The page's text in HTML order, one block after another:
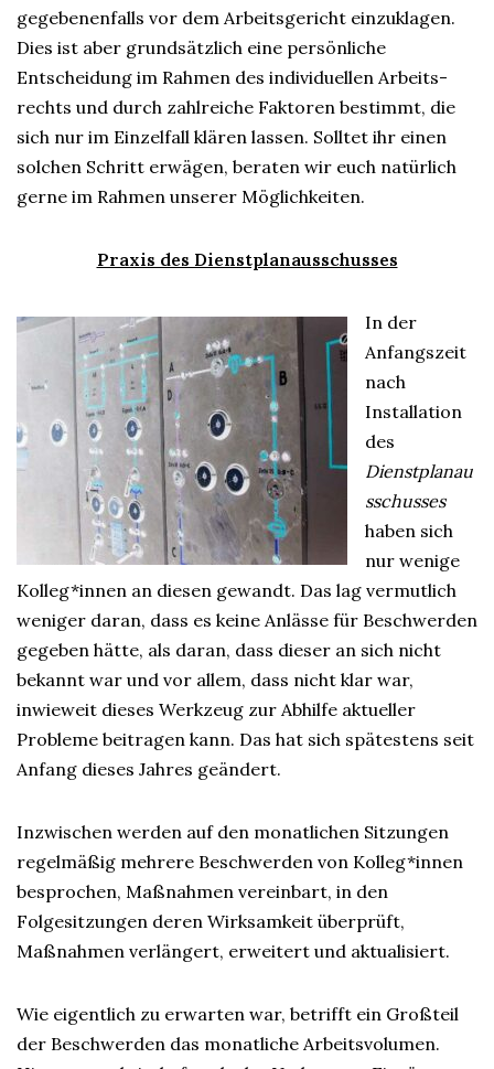
gegebenenfalls vor dem Arbeitsgericht einzuklagen.
Dies ist aber grundsätzlich eine persönliche
Entscheidung im Rahmen des individuellen Arbeits-
rechts und durch zahlreiche Faktoren bestimmt, die
sich nur im Einzelfall klären lassen. Solltet ihr einen
solchen Schritt erwägen, beraten wir euch natürlich
gerne im Rahmen unserer Möglichkeiten.
Praxis des Dienstplanausschusses
In der
Anfangszeit
nach
Installation
des
Dienstplanau
sschusses
haben sich
nur wenige
Kolleg*innen an diesen gewandt. Das lag vermutlich
weniger daran, dass es keine Anlässe für Beschwerden
gegeben hätte, als daran, dass dieser an sich nicht
bekannt war und vor allem, dass nicht klar war,
inwieweit dieses Werkzeug zur Abhilfe aktueller
Probleme beitragen kann. Das hat sich spätestens seit
Anfang dieses Jahres geändert.
Inzwischen werden auf den monatlichen Sitzungen
regelmäßig mehrere Beschwerden von Kolleg*innen
besprochen, Maßnahmen vereinbart, in den
Folgesitzungen deren Wirksamkeit überprüft,
Maßnahmen verlängert, erweitert und aktualisiert.
Wie eigentlich zu erwarten war, betrifft ein Großteil
der Beschwerden das monatliche Arbeitsvolumen.